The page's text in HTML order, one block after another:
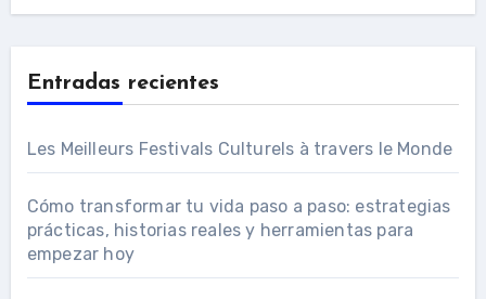
Entradas recientes
Les Meilleurs Festivals Culturels à travers le Monde
Cómo transformar tu vida paso a paso: estrategias
prácticas, historias reales y herramientas para
empezar hoy